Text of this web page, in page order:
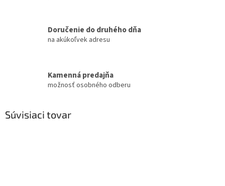
Doručenie do druhého dňa
na akúkoľvek adresu
Kamenná predajňa
možnosť osobného odberu
Súvisiaci tovar